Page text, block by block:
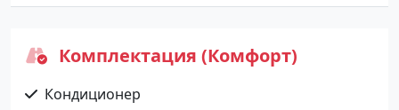
Комплектация (Комфорт)
Кондиционер